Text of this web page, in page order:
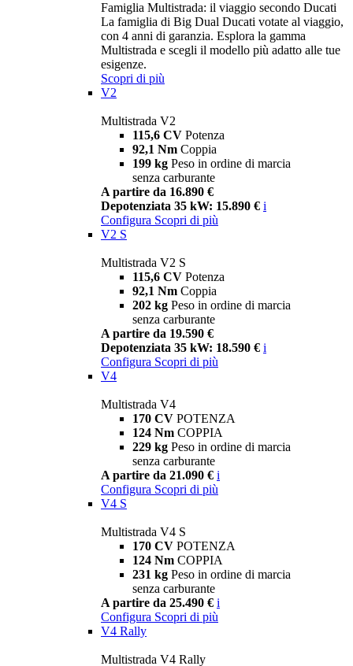
Famiglia Multistrada: il viaggio secondo Ducati
La famiglia di Big Dual Ducati votate al viaggio,
con 4 anni di garanzia. Esplora la gamma
Multistrada e scegli il modello più adatto alle tue
esigenze.
Scopri di più
V2
Multistrada V2
115,6 CV Potenza
92,1 Nm Coppia
199 kg Peso in ordine di marcia
senza carburante
A partire da 16.890 €
Depotenziata 35 kW: 15.890 € i
Configura Scopri di più
V2 S
Multistrada V2 S
115,6 CV Potenza
92,1 Nm Coppia
202 kg Peso in ordine di marcia
senza carburante
A partire da 19.590 €
Depotenziata 35 kW: 18.590 € i
Configura Scopri di più
V4
Multistrada V4
170 CV POTENZA
124 Nm COPPIA
229 kg Peso in ordine di marcia
senza carburante
A partire da 21.090 € i
Configura Scopri di più
V4 S
Multistrada V4 S
170 CV POTENZA
124 Nm COPPIA
231 kg Peso in ordine di marcia
senza carburante
A partire da 25.490 € i
Configura Scopri di più
V4 Rally
Multistrada V4 Rally